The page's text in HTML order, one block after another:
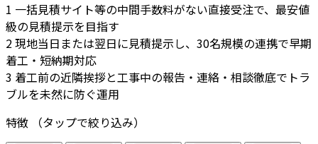
1 一括見積サイト等の中間手数料がない直接受注で、最安値
級の見積提示を目指す
2現地当日または翌日に見積提示し、30名規模の連携で早期
着工・短納期対応
3 着工前の近隣挨拶と工事中の報告・連絡・相談徹底でトラ
ブルを未然に防ぐ運用
特徴
（タップで絞り込み）